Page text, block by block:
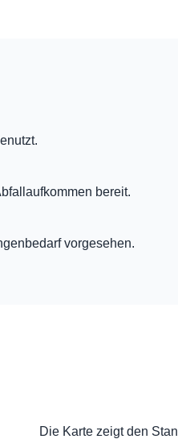
bereit.
vorgesehen.
Die Karte zeigt den